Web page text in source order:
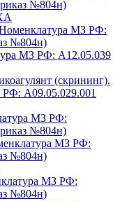
№804н)
МЗ РФ:
№804н)
МЗ РФ: A12.05.039
(скрининг).
A09.05.029.001
МЗ РФ:
№804н)
МЗ РФ:
№804н)
МЗ РФ:
№804н)